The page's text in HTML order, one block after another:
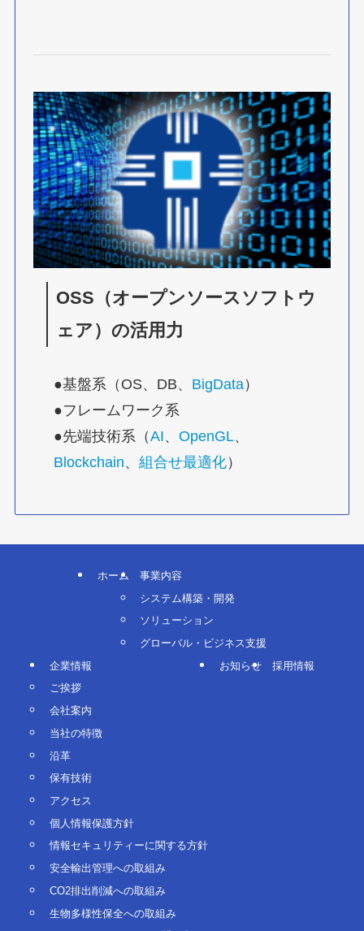
OSS（オープンソースソフトウ
ェア）の活用力
●基盤系（OS、DB、 BigData）
●フレームワーク系
●先端技術系（AI、OpenGL、
Blockchain、組合せ最適化）
ホーム
事業内容
システム構築・開発
ソリューション
グローバル・ビジネス支援
企業情報
ご挨拶
会社案内
当社の特徴
沿革
保有技術
アクセス
個人情報保護方針
情報セキュリティーに関する方針
安全輸出管理への取組み
CO2排出削減への取組み
生物多様性保全への取組み
お知らせ 採用情報